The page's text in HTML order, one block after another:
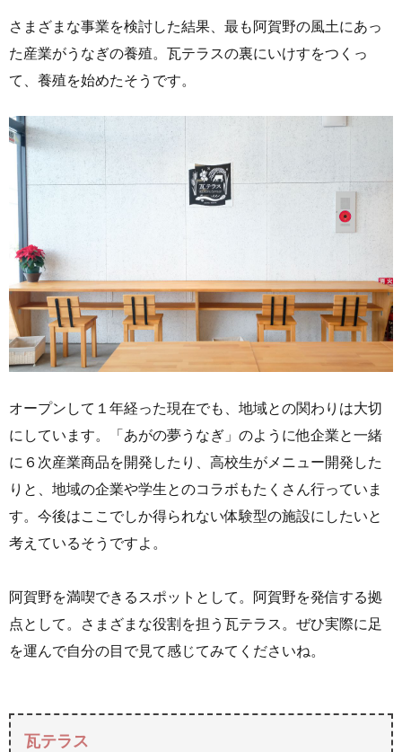
さまざまな事業を検討した結果、最も阿賀野の風土にあっ
た産業がうなぎの養殖。瓦テラスの裏にいけすをつくっ
て、養殖を始めたそうです。
オープンして１年経った現在でも、地域との関わりは大切
にしています。「あがの夢うなぎ」のように他企業と一緒
に６次産業商品を開発したり、高校生がメニュー開発した
りと、地域の企業や学生とのコラボもたくさん行っていま
す。今後はここでしか得られない体験型の施設にしたいと
考えているそうですよ。
阿賀野を満喫できるスポットとして。阿賀野を発信する拠
点として。さまざまな役割を担う瓦テラス。ぜひ実際に足
を運んで自分の目で見て感じてみてくださいね。
瓦テラス